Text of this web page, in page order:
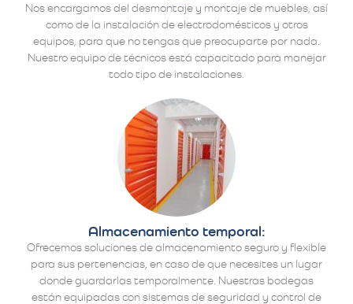
Nos encargamos del desmontaje y montaje de muebles, así
como de la instalación de electrodomésticos y otros
equipos, para que no tengas que preocuparte por nada.
Nuestro equipo de técnicos está capacitado para manejar
todo tipo de instalaciones.
Almacenamiento temporal:
Ofrecemos soluciones de almacenamiento seguro y flexible
para sus pertenencias, en caso de que necesites un lugar
donde guardarlas temporalmente. Nuestras bodegas
están equipadas con sistemas de seguridad y control de